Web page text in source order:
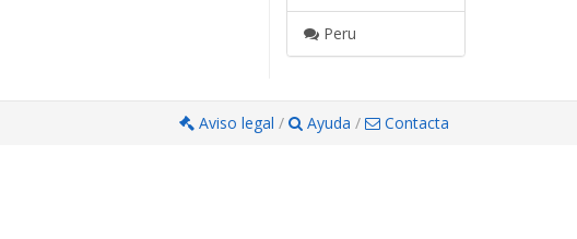
Peru
Aviso legal / Ayuda / Contacta